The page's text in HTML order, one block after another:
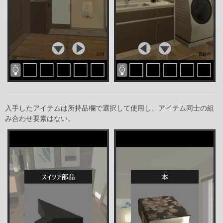
入手したアイテムは所持品欄で選択して使用し、アイテム同士の組
み合わせ要素はない。